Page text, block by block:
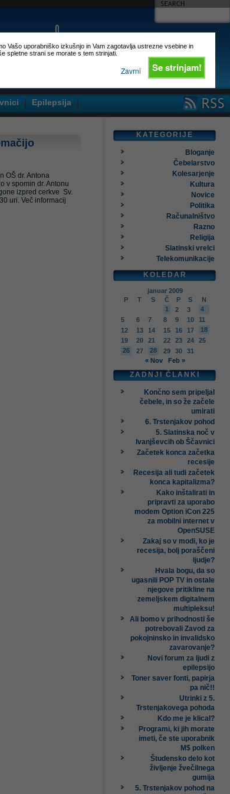
Vašo uporabniško izkušnjo in Vam zagotavlja ustrezne vsebine in
spletne strani se morate s tem strinjati.
Se strinjam!
Zavrni
Epilepsija
OŠ dr. Antona
v spomin dr. Antonu
izpred cerkve Sv.
uri. Več informacij
KATEGORIJE
Bloganje
Čebelarstvo
Kolesarjenje
Kultura
Novice
Politika
Računalništvo
Razno
Religija
Slatinski vrelci
Telekomunikacije
KOLEDAR
januar 2009
P
T S Č P S
N
1
2 3
4
5
6 7 8 9 10
11
12
13 14 15 16 17
18
19
20 21 22 23 24
25
26
27 28 29 30
31
« Nov
Feb »
ZADNJI ČLANKI
Končno sem pripeljal
čebele, in so že začele
umirati
6. Trstenjakov pohod
5. Slatinska noč v
Ivanjševcih ob Ščavnici
Začetek konca začetka
recesije
Recesija ali tudi začetek
konca kapitalizma?
Kako inštalirati in
pripravti za uporabo
modem Option iCon 225
za mobilni internet v
OpenSUSE
Zakaj so v modi, ko je
recesija, bolj poraščeni
ljudje?
Hvala bogu, da so
ugasnili POP TV in ostale
njegove pritikline na
zemeljskem digitalnem
multipleksu!
Ali bomo v prihodnosti še
potrebovali Zavod za
pokojninsko in invalidsko
zavarovanje?
Novi forum za ljudi z
epilepsijo
Toner saver fonti, papirja
pa nič!!
Utrinki z 5.
Trstenjakovega pohoda
Kdo me je klical?
Programi, ki jih morate
imeti, če ste uporabnik
M$ polken
Študensko delo kot
življenje žvečilnega
gumija
5. Trstenjakov pohod na